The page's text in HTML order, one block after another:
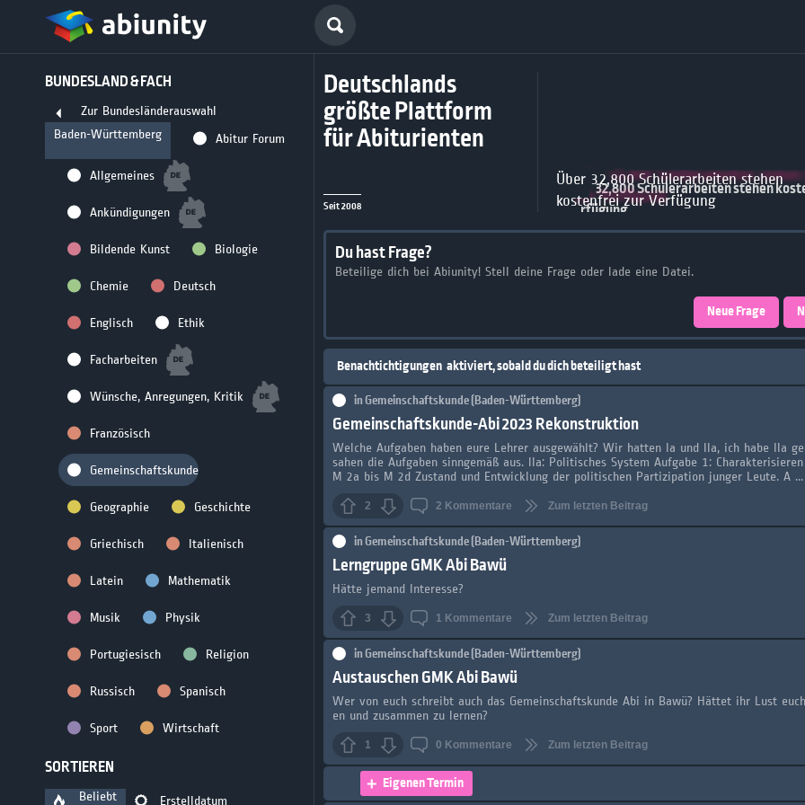
BUNDESLAND & FACH
Zur Bundesländerauswahl
Baden-Württemberg
Abitur Forum
Allgemeines
Ankündigungen
Bildende Kunst Biologie
Chemie Deutsch
Englisch Ethik
Facharbeiten
Wünsche, Anregungen, Kritik
Französisch
Gemeinschaftskunde
Geographie Geschichte
Griechisch Italienisch
Latein Mathematik
Musik Physik
Portugiesisch Religion
Russisch Spanisch
Sport Wirtschaft
SORTIEREN
Beliebt Erstelldatum
Deutschlands
größte Plattform
für Abiturienten
Seit 2008
Über 32,800 Schülerarbeiten stehen
kostenfrei zur Verfügung
Du hast Frage?
Beteilige dich bei Abiunity! Stell deine Frage oder lade eine Datei.
Neue Frage
Benachtichtigungen aktiviert, sobald du dich beteiligt hast
inGemeinschaftskunde (Baden-Württemberg)
Gemeinschaftskunde-Abi 2023 Rekonstruktion
Welche Aufgaben haben eure Lehrer ausgewählt? Wir hatten Ia und IIa, ich habe IIa
sahen die Aufgaben sinngemäß aus. IIa: Politisches System Aufgabe 1:
M 2a bis M 2d Zustand und Entwicklung der politischen Partizipation junger Leute. A ...
2 2 Kommentare Zum letzten Beitrag
inGemeinschaftskunde (Baden-Württemberg)
Lerngruppe GMK Abi Bawü
Hätte jemand Interesse?
3 1 Kommentare Zum letzten Beitrag
inGemeinschaftskunde (Baden-Württemberg)
Austauschen GMK Abi Bawü
Wer von euch schreibt auch das Gemeinschaftskunde Abi in Bawü? Hättet ihr Lust
en und zusammen zu lernen?
1 0 Kommentare Zum letzten Beitrag
Eigenen Termin